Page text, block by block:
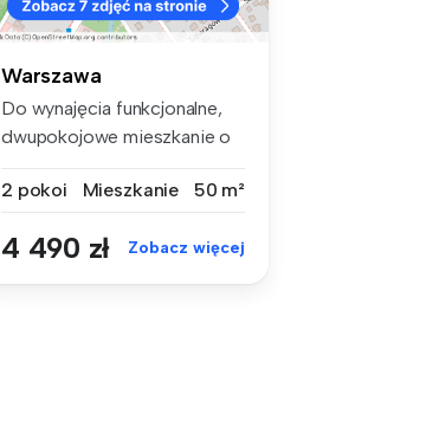
Warszawa
Do wynajęcia funkcjonalne,
dwupokojowe mieszkanie o
2 pokoi
Mieszkanie 50 m²
4 490 zł Zobacz więcej